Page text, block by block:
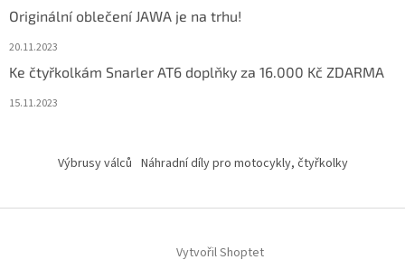
Originální oblečení JAWA je na trhu!
20.11.2023
Ke čtyřkolkám Snarler AT6 doplňky za 16.000 Kč ZDARMA
15.11.2023
Výbrusy válců Náhradní díly pro motocykly, čtyřkolky
Vytvořil Shoptet